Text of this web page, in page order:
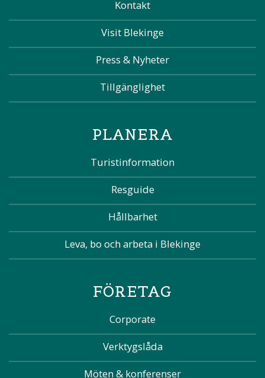
Kontakt
Visit Blekinge
Press & Nyheter
Tillgänglighet
PLANERA
Turistinformation
Resguide
Hållbarhet
Leva, bo och arbeta i Blekinge
FÖRETAG
Corporate
Verktygslåda
Möten & konferenser